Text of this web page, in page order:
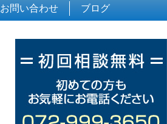
お問い合わせ ブログ